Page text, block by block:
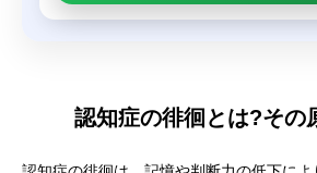
認知症の徘徊とは?その